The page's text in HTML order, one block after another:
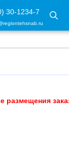
30-1234-7
размещения